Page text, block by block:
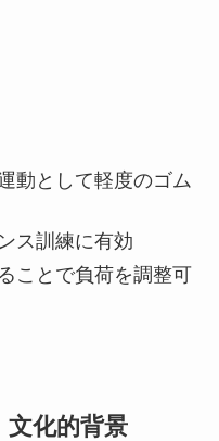
動として軽度のゴム
ス訓練に有効
ことで負荷を調整可
文化的背景